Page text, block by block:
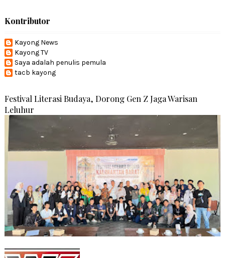
Kontributor
Kayong News
Kayong TV
Saya adalah penulis pemula
tacb kayong
Festival Literasi Budaya, Dorong Gen Z Jaga Warisan
Leluhur